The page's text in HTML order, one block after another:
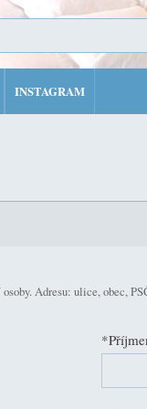
INSTAGRAM
Adresu: ulice, obec,